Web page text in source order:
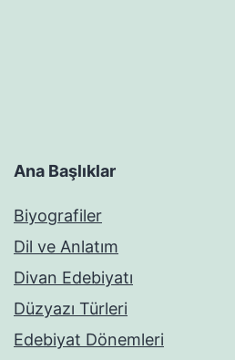
Ana Başlıklar
Biyografiler
Dil ve Anlatım
Divan Edebiyatı
Düzyazı Türleri
Edebiyat Dönemleri